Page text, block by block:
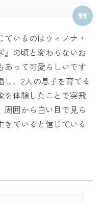
いるのはウィノナ・
』の頃と変わらないお
あって可愛らしいです
、2人の息子を育てる
を体験したことで突飛
周囲から白い目で見ら
ていると信じている